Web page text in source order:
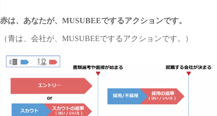
赤は、あなたが、MUSUBEEでするアクションです。
（青は、会社が、MUSUBEEでするアクションです。）